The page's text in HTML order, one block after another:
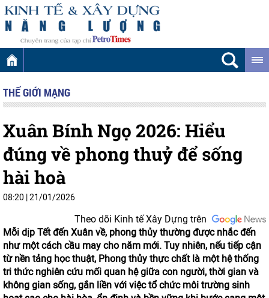
THẾ GIỚI MẠNG
Xuân Bính Ngọ 2026: Hiểu
đúng về phong thuỷ để sống
hài hoà
08:20 21/01/2026
Theo dõi Kinh tế Xây Dựng trên
Mỗi dịp Tết đến Xuân về, phong thủy thường được nhắc đến
như một cách cầu may cho năm mới. Tuy nhiên, nếu tiếp cận
từ nền tảng học thuật, Phong thủy thực chất là một hệ thống
tri thức nghiên cứu mối quan hệ giữa con người, thời gian và
không gian sống, gắn liền với việc tổ chức môi trường sinh